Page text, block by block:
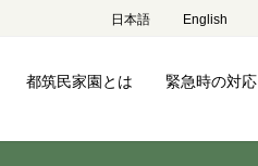
日本語 English
都筑民家園とは 緊急時の対応